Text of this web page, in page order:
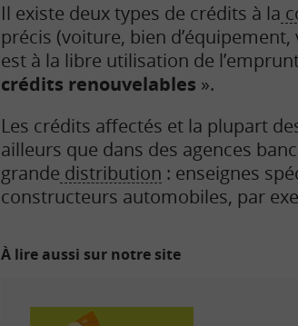
Il existe deux types de crédits à la
précis (voiture, bien
est à la libre utilisation de
crédits renouvelables ».
Les crédits affectés et la plupart
ailleurs que dans des agences
grande distribution : enseignes
constructeurs automobiles, par
À lire aussi sur notre site